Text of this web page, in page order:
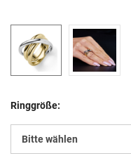
Ringgröße:
Bitte wählen